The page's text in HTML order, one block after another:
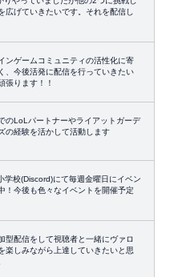
広げていきたいです。それを配信し
ンゲームコミュニティの活性化に寄
、今後活発に配信を行っていきたい
張ります！！
のLoLパートナーやライアットガーデ
の経験を活かして活動します
学校(Discord)にて毎週金曜日にイベン
！今後も色々なイベントを開催予定
型配信をして視聴者と一緒にヴァロ
楽しみながら上達していきたいと思